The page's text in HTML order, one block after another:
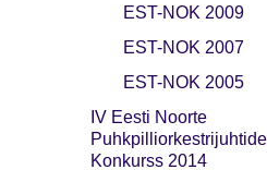
EST-NOK 2009
EST-NOK 2007
EST-NOK 2005
IV Eesti Noorte
Puhkpilliorkestrijuhtide
Konkurss 2014